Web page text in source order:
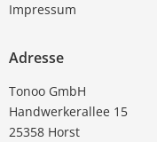
Impressum
Adresse
Tonoo GmbH
Handwerkerallee 15
25358 Horst